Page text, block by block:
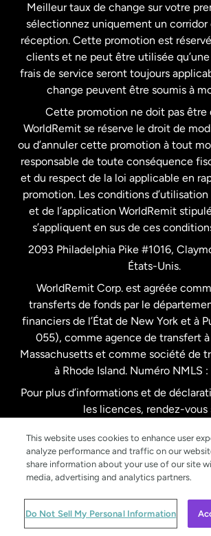
États-Unis English
États-Unis Español
France
Malaisie
Nouvelle-Zélande
Pays-Bas
Royaume-Uni
Suède
Meilleur taux de change sur votre
sélectionnez uniquement un corridor
réception. Cette promotion est
clients et ne peut être utilisée
frais de service seront toujours
change peuvent être soumis à
Cette promotion ne doit pas être
WorldRemit se réserve le droit de
ou d’annuler cette promotion à tout
responsable de toute conséquence
et du respect de la loi applicable en
promotion. Les conditions
et de l’application WorldRemit
s’appliquent en sus de ces
2093 Philadelphia Pike #1016,
États-Unis.
WorldRemit Corp. est agréée
transferts de fonds par le
financiers de l’État de New York et à
055), comme agence de transfert à
Massachusetts et comme société de
à Rhode Island. Numéro NMLS :
Pour plus d’informations et de
les licences, rendez-vous
© WorldRemit 2024
This website uses cookies to enhance user
analyze performance and traffic on our
share information about your use of our site
media, advertising and analytics partners.
Do Not Sell My Personal Information